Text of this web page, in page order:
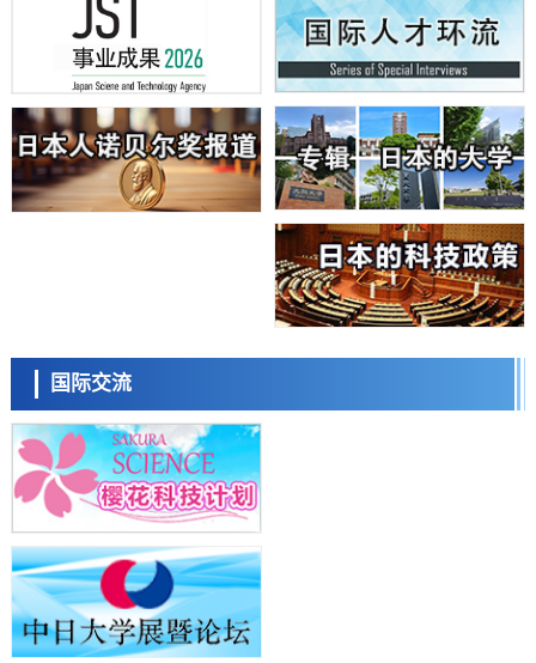
【AI法下篇】如何应对AI的不可控性——中央大学平野晋教授专访
科学研究
日本学术会议：为保持土壤健康应采取哪些措施？探讨土壤保护与强化
的具体对策
科学研究
大阪大学开发基于水氢键网络的温度预测新方法，AI从分子排列信息中
高精度解读
经济・社会
【AI法上篇】如何对“将人生交给AI”保持危机感——中央大学平野晋教
庆应义塾大学阐明脑内“游击手”小胶质细胞包裹保护受损神经细胞的机
制，有望用于开发阿尔茨海默病等疾病疗法
劣化抑制机制，为提升轮胎安全性与耐久性的材料设计开辟道路
科学研究
近畿大学等发现植物染料“日本茜”的红色成分可抑制老化与炎症，有望
成为新型功能性材料
科学研究
群马大学开发针对难治性癫痫的新型基因疗法，利用超小型GAD67启动
子抑制发作
科学研究
九州大学揭示夜间眼压升高机制：两种激素波动叠加所致
科学研究
东京都产技研采用新手法开发出可稳定工作至300℃的介电材料，已验
证电容器可在汽车发动机等高温环境下工作
经济・社会
日本生成式AI使用者占比一年内翻倍，但与中美德仍有较大差距
国际交流
流员
小岩井忠道